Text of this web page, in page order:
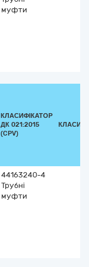
муфти
КЛАСИФІКАТОР
ДК 021:2015
(CPV)
44163240-4
Трубні
муфти